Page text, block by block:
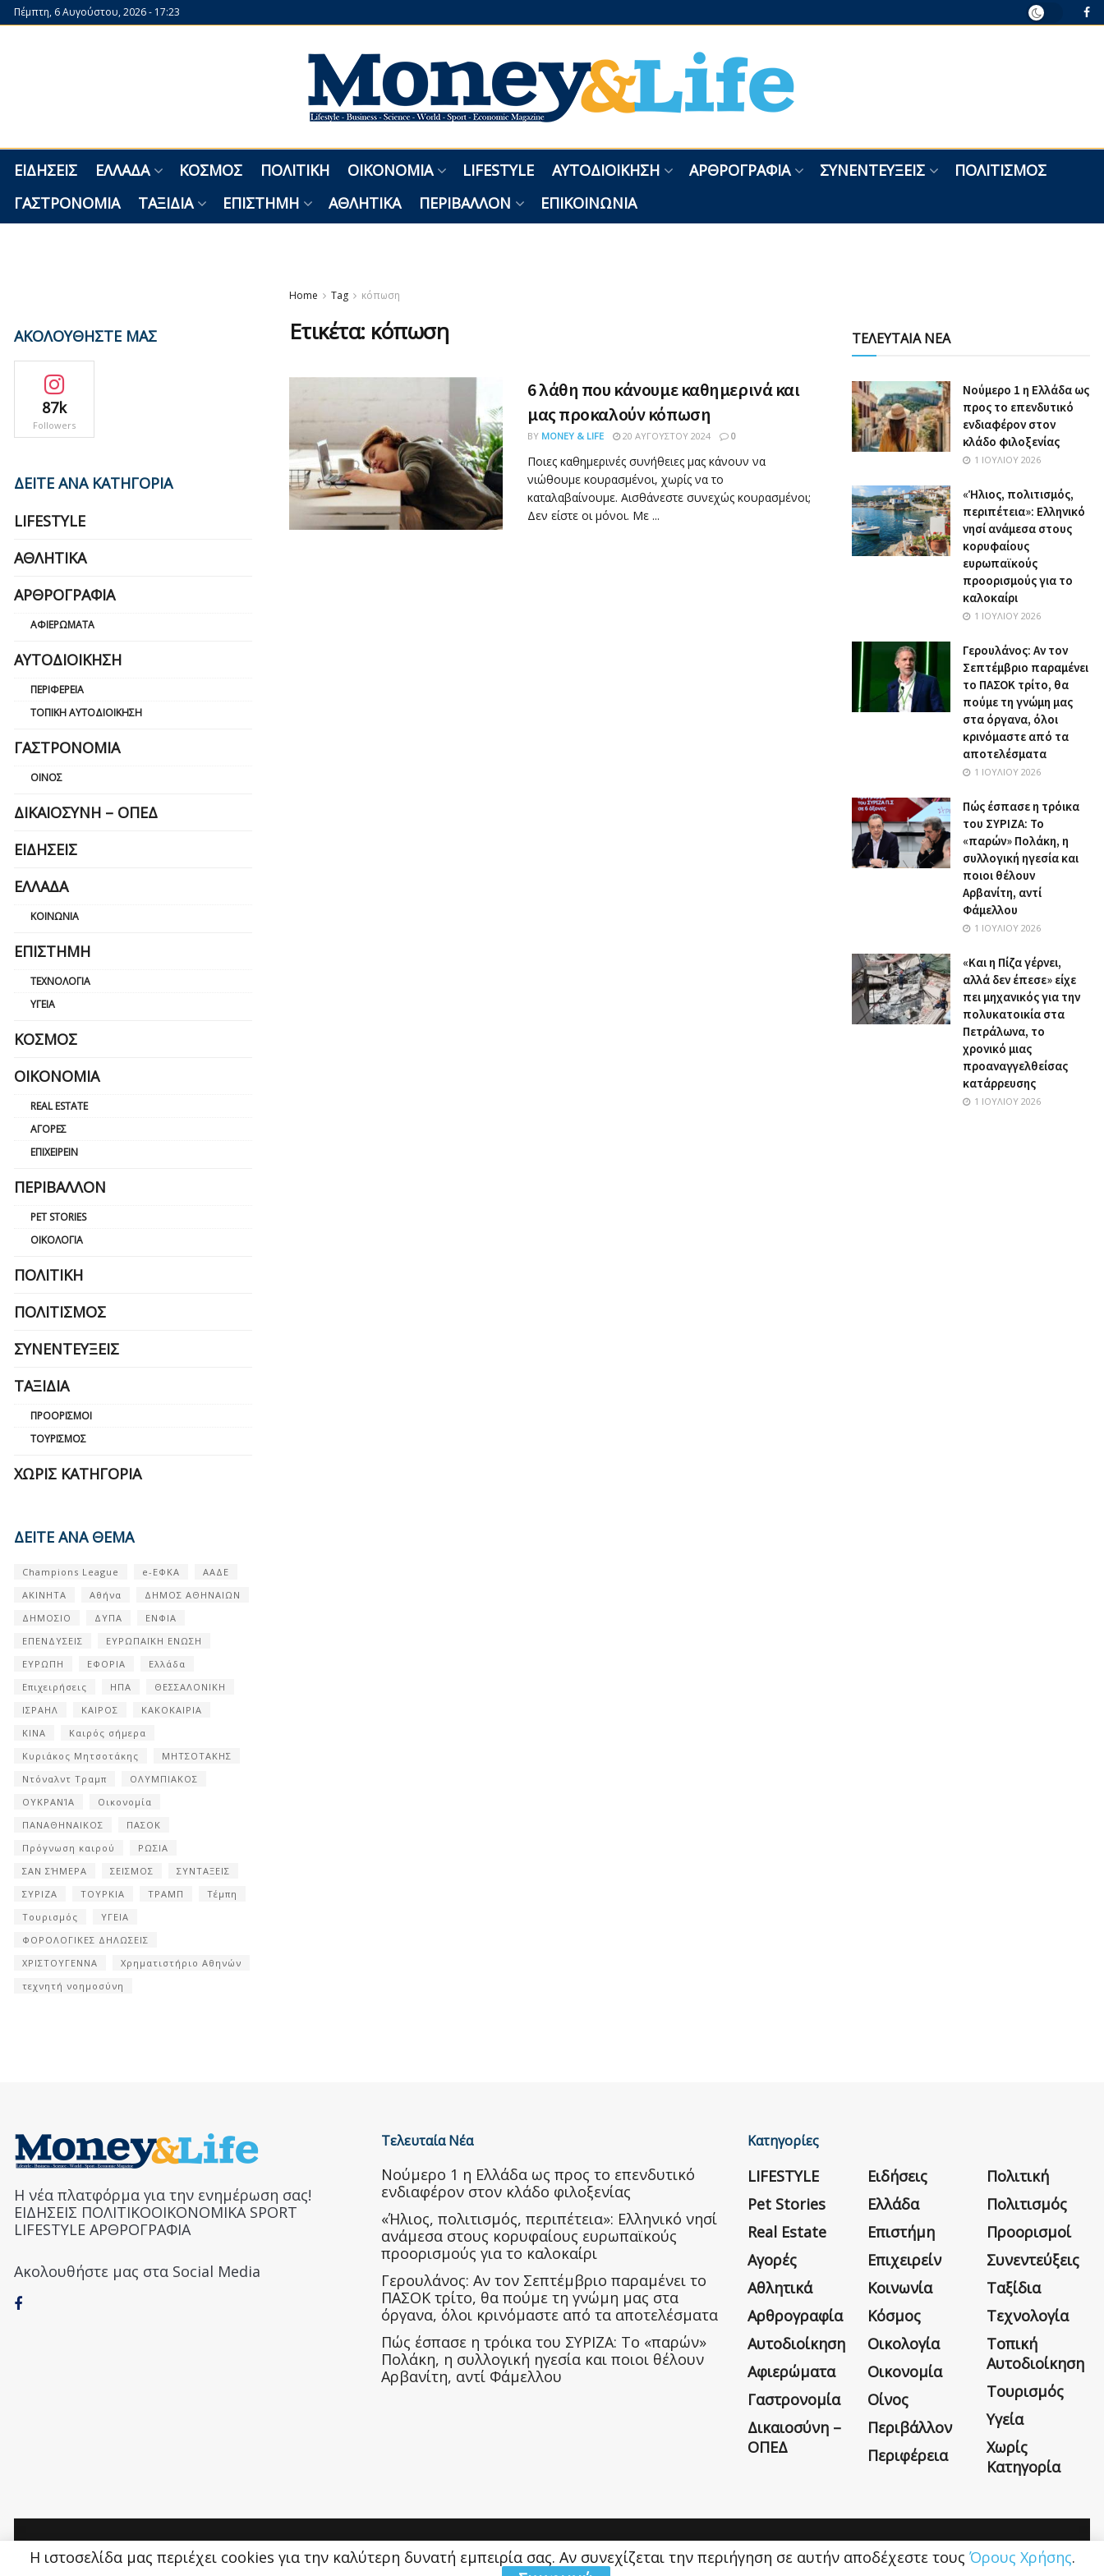
Πέμπτη, 6 Αυγούστου, 2026 - 17:23
ΕΙΔΉΣΕΙΣ ΕΛΛΆΔΑ ΚΌΣΜΟΣ ΠΟΛΙΤΙΚΉ ΟΙΚΟΝΟΜΊΑ LIFESTYLE ΑΥΤΟΔΙΟΊΚΗΣΗ ΑΡΘΡΟΓΡΑΦΊΑ ΣΥΝΕΝΤΕΎΞΕΙΣ
ΠΟΛΙΤΙΣΜΌΣ
ΓΑΣΤΡΟΝΟΜΊΑ
ΤΑΞΊΔΙΑ ΕΠΙΣΤΉΜΗ ΑΘΛΗΤΙΚΆ ΠΕΡΙΒΆΛΛΟΝ ΕΠΙΚΟΙΝΩΝΊΑ
Home Tag κόπωση
Ετικέτα: κόπωση
6 λάθη που κάνουμε καθημερινά και
μας προκαλούν κόπωση
BY MONEY & LIFE 20 ΑΥΓΟΎΣΤΟΥ 2024 0
Ποιες καθημερινές συνήθειες μας κάνουν να
νιώθουμε κουρασμένοι, χωρίς να το
καταλαβαίνουμε. Αισθάνεστε συνεχώς κουρασμένοι;
Δεν είστε οι μόνοι. Με ...
ΑΚΟΛΟΥΘΗΣΤΕ ΜΑΣ
87k
Followers
ΔΕΙΤΕ ΑΝΑ ΚΑΤΗΓΟΡΙΑ
LIFESTYLE
ΑΘΛΗΤΙΚΆ
ΑΡΘΡΟΓΡΑΦΊΑ
ΑΦΙΕΡΏΜΑΤΑ
ΑΥΤΟΔΙΟΊΚΗΣΗ
ΠΕΡΙΦΈΡΕΙΑ
ΤΟΠΙΚΉ ΑΥΤΟΔΙΟΊΚΗΣΗ
ΓΑΣΤΡΟΝΟΜΊΑ
ΟΊΝΟΣ
ΔΙΚΑΙΟΣΎΝΗ – ΟΠΕΔ
ΕΙΔΉΣΕΙΣ
ΕΛΛΆΔΑ
ΚΟΙΝΩΝΊΑ
ΕΠΙΣΤΉΜΗ
ΤΕΧΝΟΛΟΓΊΑ
ΥΓΕΊΑ
ΚΌΣΜΟΣ
ΟΙΚΟΝΟΜΊΑ
REAL ESTATE
ΑΓΟΡΈΣ
ΕΠΙΧΕΙΡΕΊΝ
ΠΕΡΙΒΆΛΛΟΝ
PET STORIES
ΟΙΚΟΛΟΓΊΑ
ΠΟΛΙΤΙΚΉ
ΠΟΛΙΤΙΣΜΌΣ
ΣΥΝΕΝΤΕΎΞΕΙΣ
ΤΑΞΊΔΙΑ
ΠΡΟΟΡΙΣΜΟΊ
ΤΟΥΡΙΣΜΌΣ
ΧΩΡΊΣ ΚΑΤΗΓΟΡΊΑ
ΔΕΙΤΕ ΑΝΑ ΘΕΜΑ
Champions League e-ΕΦΚΑ
ΑΑΔΕ
ΑΚΙΝΗΤΑ
Αθήνα
ΔΗΜΟΣ ΑΘΗΝΑΙΩΝ
ΔΗΜΟΣΙΟ
ΔΥΠΑ
ΕΝΦΙΑ
ΕΠΕΝΔΥΣΕΙΣ
ΕΥΡΩΠΑΪΚΗ ΕΝΩΣΗ
ΕΥΡΩΠΗ
ΕΦΟΡΙΑ
Ελλάδα
Επιχειρήσεις
ΗΠΑ
ΘΕΣΣΑΛΟΝΙΚΗ
ΙΣΡΑΗΛ
ΚΑΙΡΟΣ
ΚΑΚΟΚΑΙΡΙΑ
ΚΙΝΑ
Καιρός σήμερα
Κυριάκος Μητσοτάκης
ΜΗΤΣΟΤΑΚΗΣ
Ντόναλντ Τραμπ
ΟΛΥΜΠΙΑΚΟΣ
ΟΥΚΡΑΝΊΑ
Οικονομία
ΠΑΝΑΘΗΝΑΙΚΟΣ
ΠΑΣΟΚ
Πρόγνωση καιρού
ΡΩΣΙΑ
ΣΑΝ ΣΉΜΕΡΑ
ΣΕΙΣΜΟΣ
ΣΥΝΤΑΞΕΙΣ
ΣΥΡΙΖΑ
ΤΟΥΡΚΙΑ ΤΡΑΜΠ
Τέμπη
Τουρισμός
ΥΓΕΙΑ
ΦΟΡΟΛΟΓΙΚΕΣ ΔΗΛΩΣΕΙΣ
ΧΡΙΣΤΟΥΓΕΝΝΑ
Χρηματιστήριο Αθηνών
τεχνητή νοημοσύνη
ΤΕΛΕΥΤΑΙΑ ΝΕΑ
Nούμερο 1 η Ελλάδα ως
προς το επενδυτικό
ενδιαφέρον στον
κλάδο φιλοξενίας
1 ΙΟΥΛΊΟΥ 2026
«Ήλιος, πολιτισμός,
περιπέτεια»: Ελληνικό
νησί ανάμεσα στους
κορυφαίους
ευρωπαϊκούς
προορισμούς για το
καλοκαίρι
1 ΙΟΥΛΊΟΥ 2026
Γερουλάνος: Αν τον
Σεπτέμβριο παραμένει
το ΠΑΣΟΚ τρίτο, θα
πούμε τη γνώμη μας
στα όργανα, όλοι
κρινόμαστε από τα
αποτελέσματα
1 ΙΟΥΛΊΟΥ 2026
Πώς έσπασε η τρόικα
του ΣΥΡΙΖΑ: Το
«παρών» Πολάκη, η
συλλογική ηγεσία και
ποιοι θέλουν
Αρβανίτη, αντί
Φάμελλου
1 ΙΟΥΛΊΟΥ 2026
«Και η Πίζα γέρνει,
αλλά δεν έπεσε» είχε
πει μηχανικός για την
πολυκατοικία στα
Πετράλωνα, το
χρονικό μιας
προαναγγελθείσας
κατάρρευσης
1 ΙΟΥΛΊΟΥ 2026
Η νέα πλατφόρμα για την ενημέρωση σας!
ΕΙΔΗΣΕΙΣ ΠΟΛΙΤΙΚΟΟΙΚΟΝΟΜΙΚΑ SPORT
LIFESTYLE ΑΡΘΡΟΓΡΑΦΙΑ
Ακολουθήστε μας στα Social Media
Τελευταία Νέα
Nούμερο 1 η Ελλάδα ως προς το επενδυτικό
ενδιαφέρον στον κλάδο φιλοξενίας
«Ήλιος, πολιτισμός, περιπέτεια»: Ελληνικό νησί
ανάμεσα στους κορυφαίους ευρωπαϊκούς
προορισμούς για το καλοκαίρι
Γερουλάνος: Αν τον Σεπτέμβριο παραμένει το
ΠΑΣΟΚ τρίτο, θα πούμε τη γνώμη μας στα
όργανα, όλοι κρινόμαστε από τα αποτελέσματα
Πώς έσπασε η τρόικα του ΣΥΡΙΖΑ: Το «παρών»
Πολάκη, η συλλογική ηγεσία και ποιοι θέλουν
Αρβανίτη, αντί Φάμελλου
Κατηγορίες
LIFESTYLE
Pet Stories
Real Estate
Αγορές
Αθλητικά
Αρθρογραφία
Αυτοδιοίκηση
Αφιερώματα
Γαστρονομία
Δικαιοσύνη –
ΟΠΕΔ
Ειδήσεις
Ελλάδα
Επιστήμη
Επιχειρείν
Κοινωνία
Κόσμος
Οικολογία
Οικονομία
Οίνος
Περιβάλλον
Περιφέρεια
Πολιτική
Πολιτισμός
Προορισμοί
Συνεντεύξεις
Ταξίδια
Τεχνολογία
Τοπική
Αυτοδιοίκηση
Τουρισμός
Υγεία
Χωρίς
Κατηγορία
Η εταιρεία Όροι Χρήσης Επικοινωνία
Η ιστοσελίδα μας περιέχει cookies για την καλύτερη δυνατή εμπειρία σας. Αν συνεχίζεται την περιήγηση σε αυτήν αποδέχεστε τους Όρους Χρήσης.